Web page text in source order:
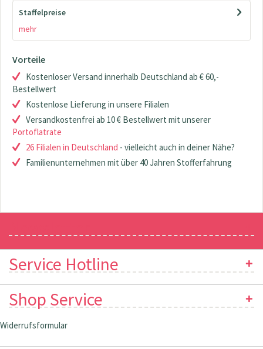
Staffelpreise
mehr
Vorteile
Kostenloser Versand innerhalb Deutschland ab € 60,-
Bestellwert
Kostenlose Lieferung in unsere Filialen
Versandkostenfrei ab 10 € Bestellwert mit unserer
Portoflatrate
26 Filialen in Deutschland - vielleicht auch in deiner Nähe?
Familienunternehmen mit über 40 Jahren Stofferfahrung
Service Hotline
Shop Service
Widerrufsformular